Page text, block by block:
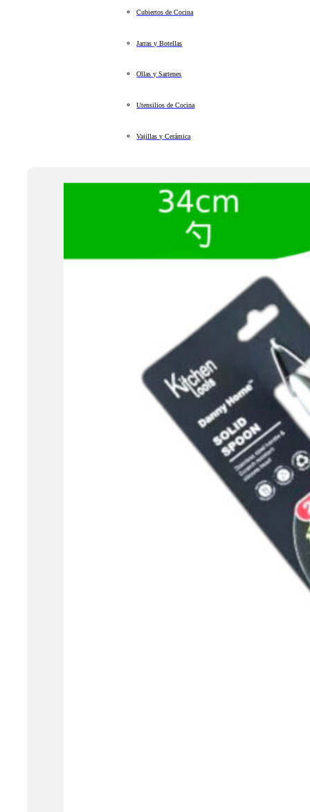
Cubiertos de Cocina
Jarras y Botellas
Ollas y Sartenes
Utensilios de Cocina
Vajillas y Cerámica